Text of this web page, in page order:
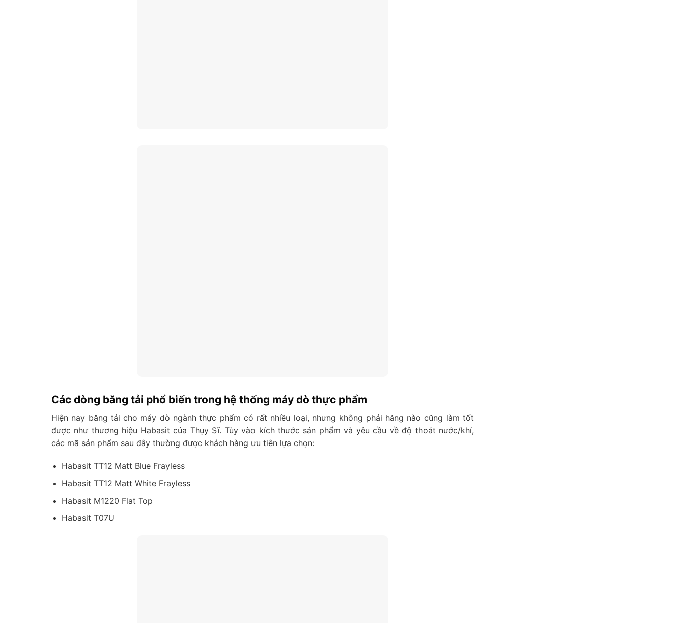
Các dòng băng tải phổ biến trong hệ thống máy dò thực phẩm
Hiện nay băng tải cho máy dò ngành thực phẩm có rất nhiều loại, nhưng không phải hãng nào cũng làm tốt
được như thương hiệu Habasit của Thụy Sĩ. Tùy vào kích thước sản phẩm và yêu cầu về độ thoát nước/khí,
các mã sản phẩm sau đây thường được khách hàng ưu tiên lựa chọn:
Habasit TT12 Matt Blue Frayless
Habasit TT12 Matt White Frayless
Habasit M1220 Flat Top
Habasit T07U